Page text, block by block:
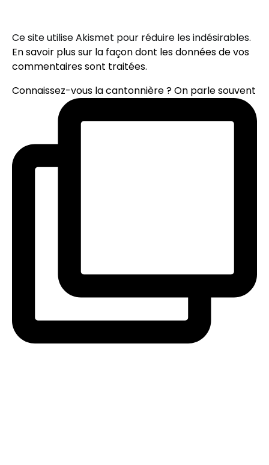
Ce site utilise Akismet pour réduire les indésirables.
En savoir plus sur la façon dont les données de vos
commentaires sont traitées.
Connaissez-vous la cantonnière ? On parle souvent